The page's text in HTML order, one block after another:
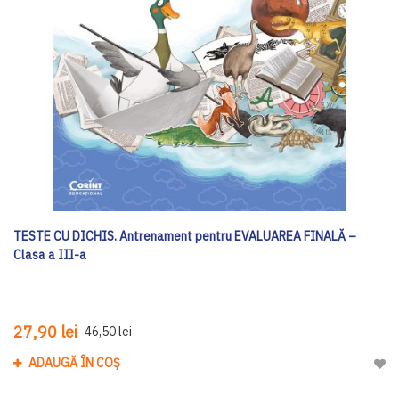
TESTE CU DICHIS. Antrenament pentru EVALUAREA FINALĂ –
Clasa a III-a
27,90 lei 46,50 lei
ADAUGĂ ÎN COȘ